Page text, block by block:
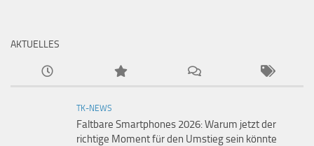
AKTUELLES
TK-NEWS
Faltbare Smartphones 2026: Warum jetzt der
richtige Moment für den Umstieg sein könnte